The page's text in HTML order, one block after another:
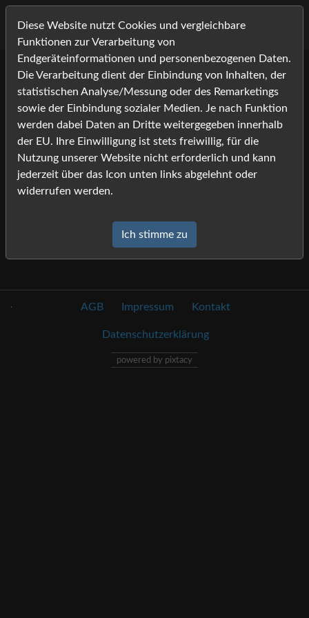
Lightbox
Die Lightbox ist leer.
Diese Website nutzt Cookies und vergleichbare
Funktionen zur Verarbeitung von
Endgeräteinformationen und personenbezogenen Daten.
Die Verarbeitung dient der Einbindung von Inhalten, der
statistischen Analyse/Messung oder des Remarketings
sowie der Einbindung sozialer Medien. Je nach Funktion
werden dabei Daten an Dritte weitergegeben innerhalb
der EU. Ihre Einwilligung ist stets freiwillig, für die
Nutzung unserer Website nicht erforderlich und kann
jederzeit über das Icon unten links abgelehnt oder
widerrufen werden.
Ich stimme zu
. AGB Impressum Kontakt
Datenschutzerklärung
powered by pixtacy